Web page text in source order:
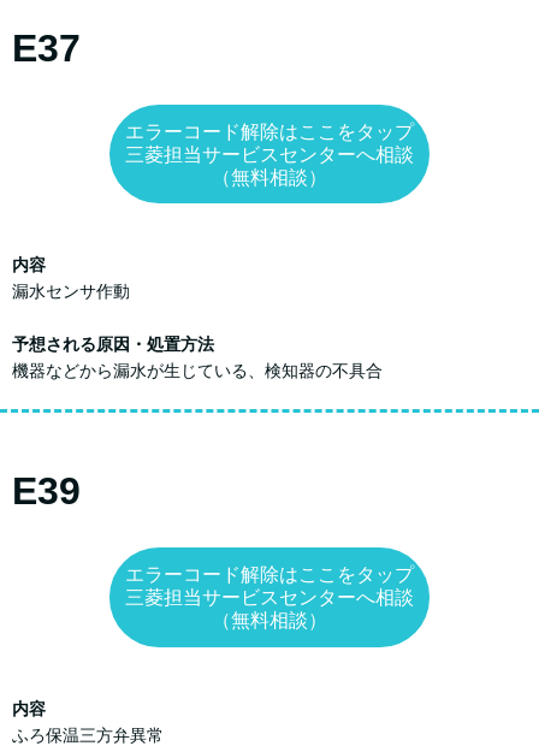
E37
エラーコード解除はここをタップ
三菱担当サービスセンターへ相談
（無料相談）
内容
漏水センサ作動
予想される原因・処置方法
機器などから漏水が生じている、検知器の不具合
E39
エラーコード解除はここをタップ
三菱担当サービスセンターへ相談
（無料相談）
内容
ふろ保温三方弁異常